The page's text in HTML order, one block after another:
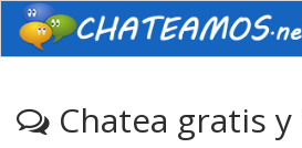
Chatea gratis